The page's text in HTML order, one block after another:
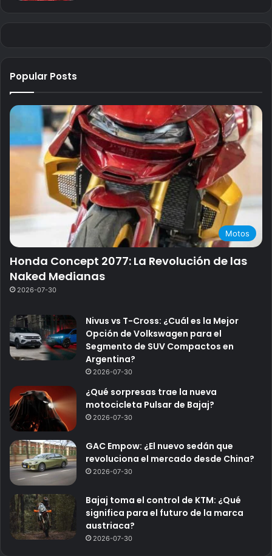
Popular Posts
Motos
Honda Concept 2077: La Revolución de las
Naked Medianas
2026-07-30
Nivus vs T-Cross: ¿Cuál es la Mejor
Opción de Volkswagen para el
Segmento de SUV Compactos en
Argentina?
2026-07-30
¿Qué sorpresas trae la nueva
motocicleta Pulsar de Bajaj?
2026-07-30
GAC Empow: ¿El nuevo sedán que
revoluciona el mercado desde China?
2026-07-30
Bajaj toma el control de KTM: ¿Qué
significa para el futuro de la marca
austriaca?
2026-07-30